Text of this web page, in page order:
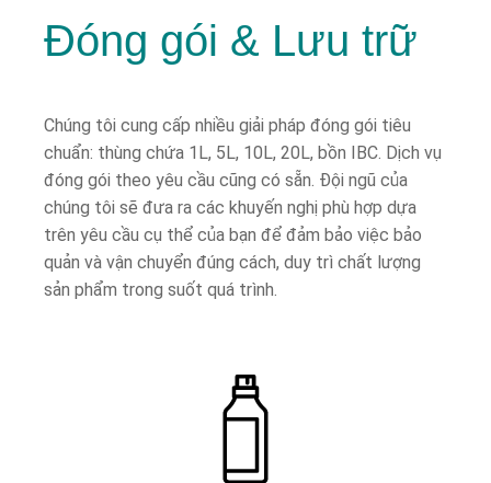
Đóng gói & Lưu trữ
Chúng tôi cung cấp nhiều giải pháp đóng gói tiêu
chuẩn: thùng chứa 1L, 5L, 10L, 20L, bồn IBC. Dịch vụ
đóng gói theo yêu cầu cũng có sẵn. Đội ngũ của
chúng tôi sẽ đưa ra các khuyến nghị phù hợp dựa
trên yêu cầu cụ thể của bạn để đảm bảo việc bảo
quản và vận chuyển đúng cách, duy trì chất lượng
sản phẩm trong suốt quá trình.